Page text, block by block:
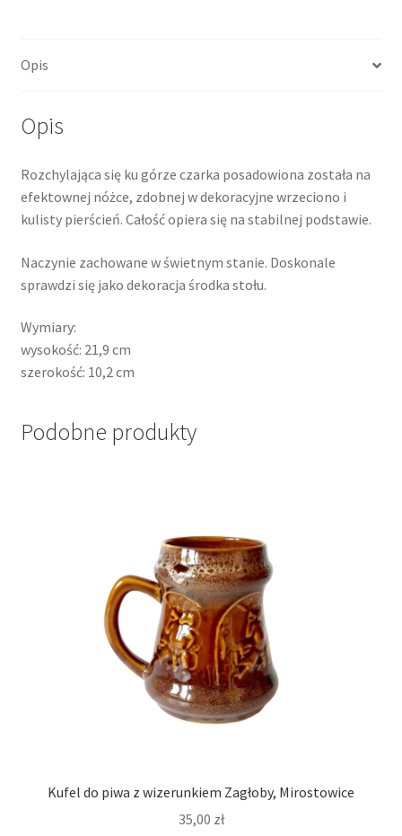
Opis
Opis
Rozchylająca się ku górze czarka posadowiona została na
efektownej nóżce, zdobnej w dekoracyjne wrzeciono i
kulisty pierścień. Całość opiera się na stabilnej podstawie.
Naczynie zachowane w świetnym stanie. Doskonale
sprawdzi się jako dekoracja środka stołu.
Wymiary:
wysokość: 21,9 cm
szerokość: 10,2 cm
Podobne produkty
Kufel do piwa z wizerunkiem Zagłoby, Mirostowice
35,00 zł